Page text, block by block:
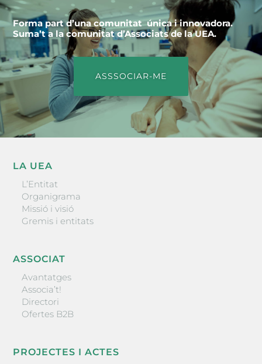
Forma part d’una comunitat única i innovadora.
Suma’t a la comunitat d’Associats de la UEA.
ASSSOCIAR-ME
LA UEA
L’Entitat
Organigrama
Missió i visió
Gremis i entitats
ASSOCIAT
Avantatges
Associa’t!
Directori
Ofertes B2B
PROJECTES I ACTES